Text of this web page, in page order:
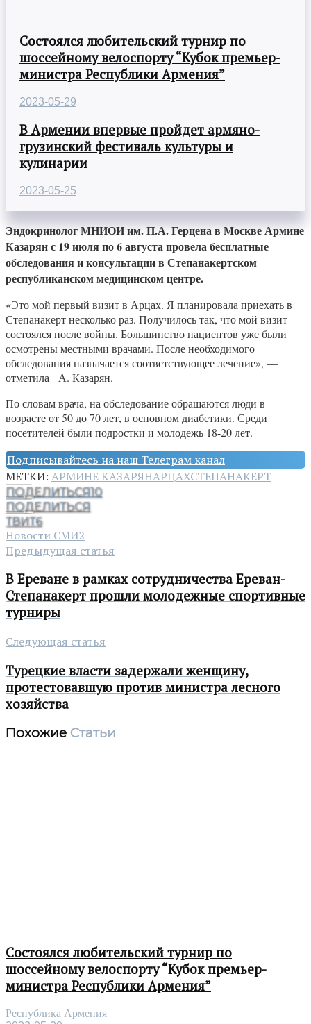
Состоялся любительский турнир по
шоссейному велоспорту “Кубок премьер-
министра Республики Армения”
2023-05-29
В Армении впервые пройдет армяно-
грузинский фестиваль культуры и
кулинарии
2023-05-25
Эндокринолог МНИОИ им. П.А. Герцена в Москве Армине
Казарян с 19 июля по 6 августа провела бесплатные
обследования и консультации в Степанакертском
республиканском медицинском центре.
«Это мой первый визит в Арцах. Я планировала приехать в
Степанакерт несколько раз. Получилось так, что мой визит
состоялся после войны. Большинство пациентов уже были
осмотрены местными врачами. После необходимого
обследования назначается соответствующее лечение», —
отметила А. Казарян.
По словам врача, на обследование обращаются люди в
возрасте от 50 до 70 лет, в основном диабетики. Среди
посетителей были подростки и молодежь 18-20 лет.
Подписывайтесь на наш Телеграм канал
МЕТКИ: АРМИНЕ КАЗАРЯНАРЦАХСТЕПАНАКЕРТ
ПОДЕЛИТЬСЯ10
ПОДЕЛИТЬСЯ
ТВИТ6
Новости СМИ2
Предыдущая статья
В Ереване в рамках сотрудничества Ереван-
Степанакерт прошли молодежные спортивные
турниры
Следующая статья
Турецкие власти задержали женщину,
протестовавшую против министра лесного
хозяйства
Похожие Статьи
Состоялся любительский турнир по
шоссейному велоспорту “Кубок премьер-
министра Республики Армения”
Республика Армения